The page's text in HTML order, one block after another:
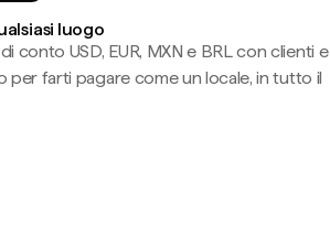
luogo
conto USD, EUR, MXN e BRL con clienti e
farti pagare come un locale, in tutto il